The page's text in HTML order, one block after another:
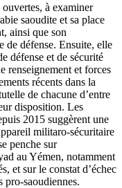
à examiner
saoudite et sa place
ainsi que son
de défense. Ensuite, elle
défense et de sécurité
renseignement et forces
récents dans la
de chacune d’entre
disposition. Les
2015 suggèrent une
militaro-sécuritaire
penche sur
au Yémen, notamment
et sur le constat d’échec
pro-saoudiennes.